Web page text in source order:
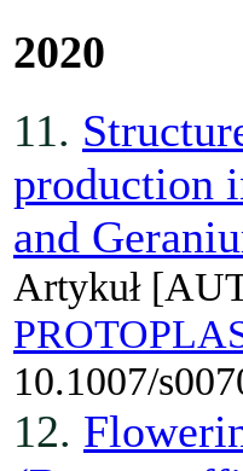
2020
11.
production
and
Artykuł
10.1007/
12.